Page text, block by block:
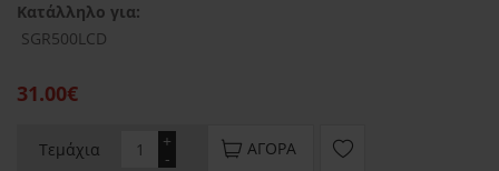
Κατάλληλο για:
SGR500LCD
31.00€
Τεμάχια -
+ ΑΓΟΡΆ